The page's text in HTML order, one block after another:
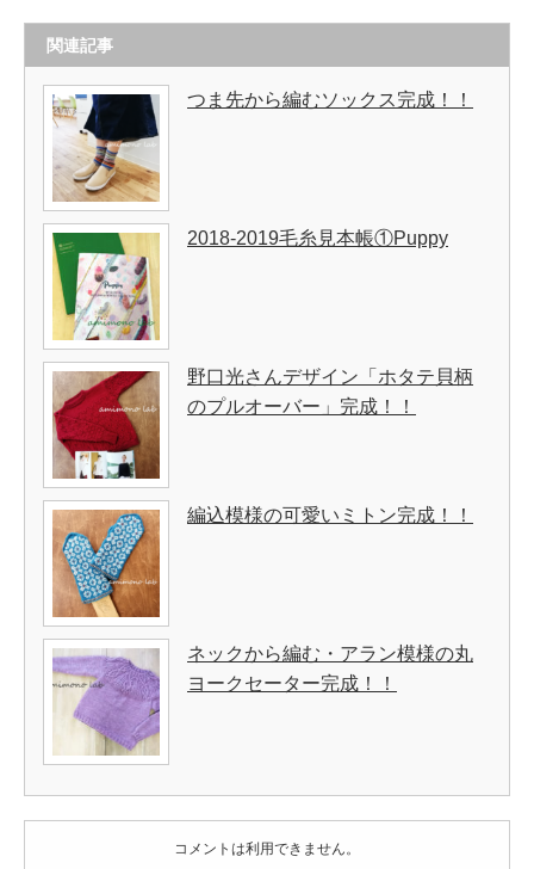
関連記事
つま先から編むソックス完成！！
2018-2019毛糸見本帳①Puppy
野口光さんデザイン「ホタテ貝柄
のプルオーバー」完成！！
編込模様の可愛いミトン完成！！
ネックから編む・アラン模様の丸
ヨークセーター完成！！
コメントは利用できません。